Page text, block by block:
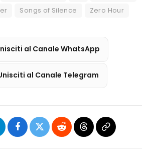
Songs of Silence Zero Hour
al Canale WhatsApp
al Canale Telegram
Facebook
X
RedditThreadsCopia